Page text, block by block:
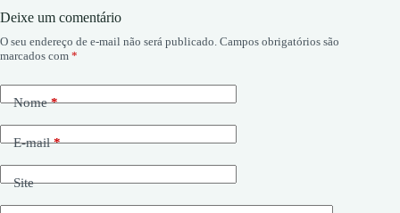
Deixe um comentário
O seu endereço de e-mail não será publicado. Campos obrigatórios são
marcados com *
Nome*
E-mail*
Site